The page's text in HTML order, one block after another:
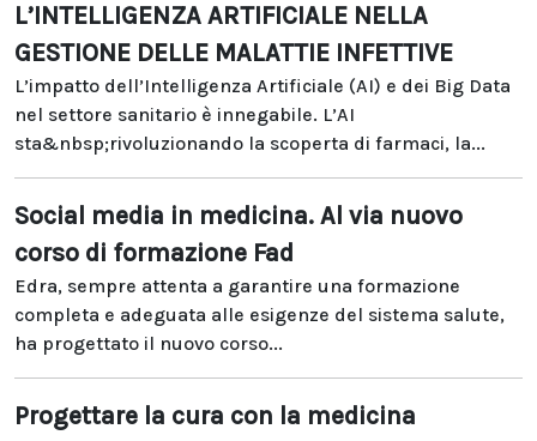
L’INTELLIGENZA ARTIFICIALE NELLA
GESTIONE DELLE MALATTIE INFETTIVE
L’impatto dell’Intelligenza Artificiale (AI) e dei Big Data
nel settore sanitario è innegabile. L’AI
sta&nbsp;rivoluzionando la scoperta di farmaci, la...
Social media in medicina. Al via nuovo
corso di formazione Fad
Edra, sempre attenta a garantire una formazione
completa e adeguata alle esigenze del sistema salute,
ha progettato il nuovo corso...
Progettare la cura con la medicina